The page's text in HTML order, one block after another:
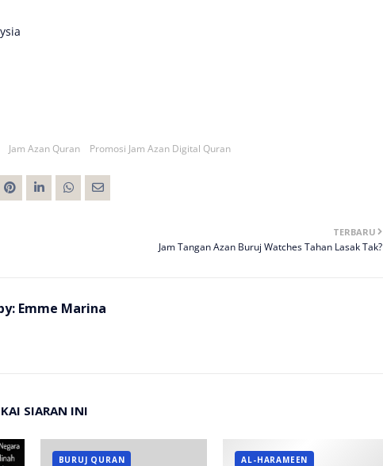
Jam Azan Quran Promosi Jam Azan Digital Quran
TERBARU
Jam Tangan Azan Buruj Watches Tahan Lasak Tak?
Emme Marina
SIARAN INI
BURUJ QURAN AL-HARAMEEN